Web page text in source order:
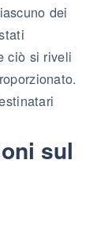
dei
ciò si riveli
sul